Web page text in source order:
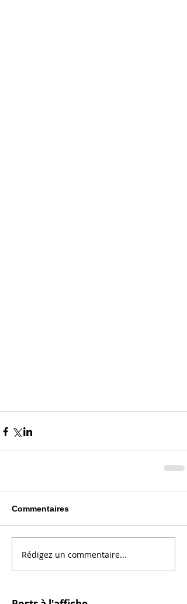
Commentaires
Rédigez un commentaire...